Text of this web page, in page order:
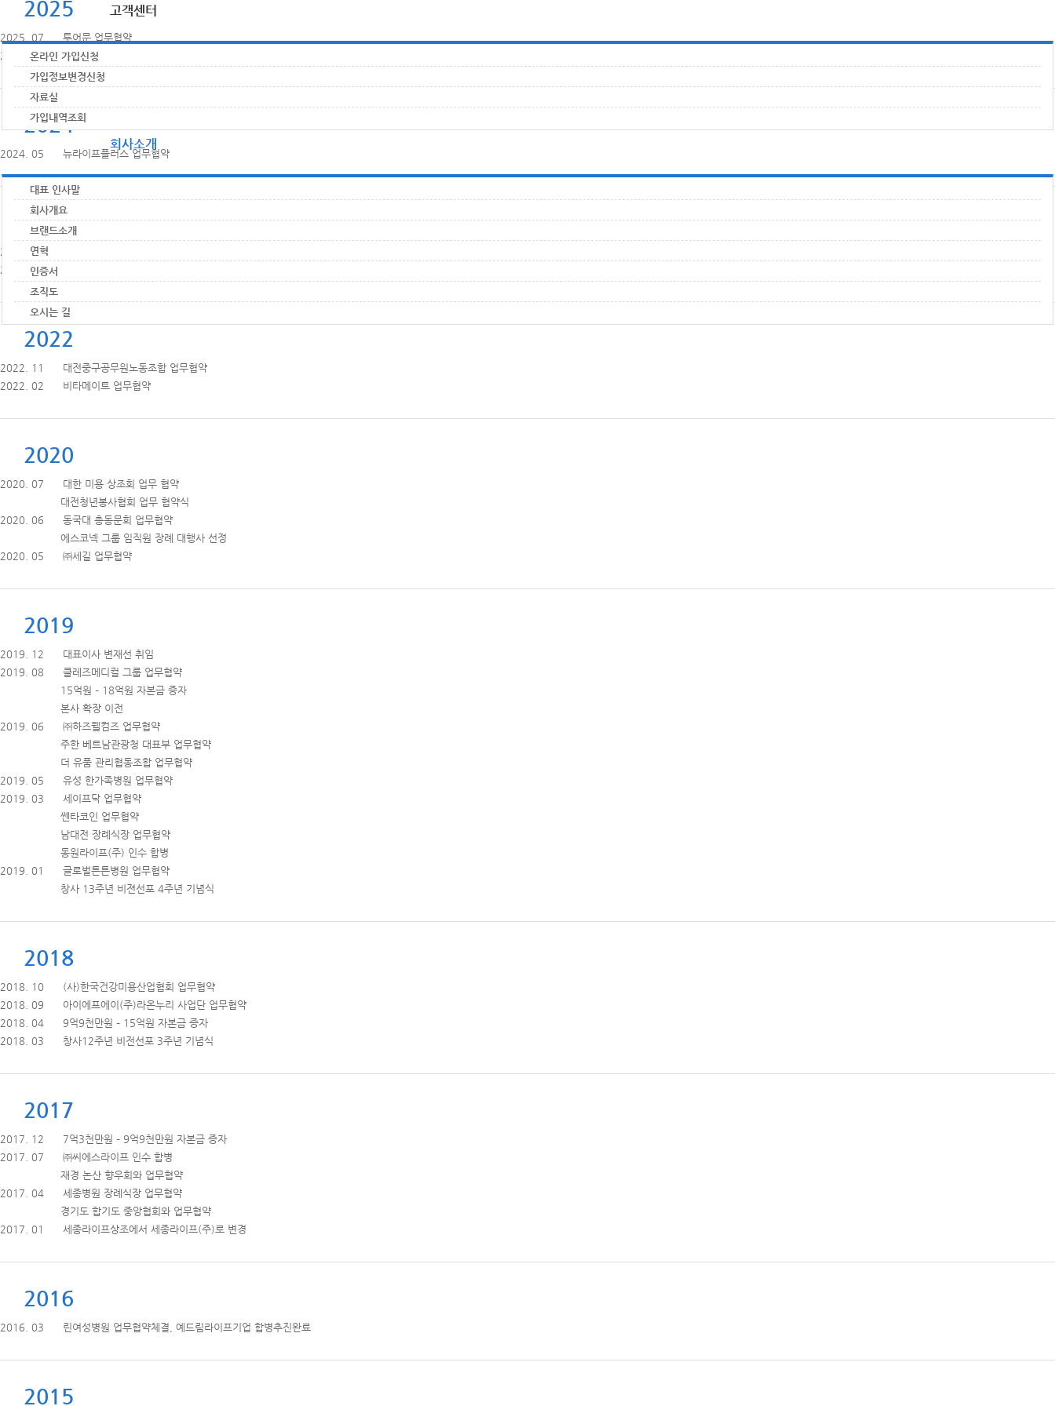
고객센터
온라인 가입신청
가입정보변경신청
자료실
가입내역조회
회사소개
대표 인사말
회사개요
브랜드소개
연혁
인증서
조직도
오시는 길
2025
2025. 07 투어문 업무협약
2025. 08 국제e스포츠진흥원 업무협약
2024
2024. 05 뉴라이프플러스 업무협약
2023
2023. 06 세리기획 업무협약
2023. 03 마이바운 업무협약
2022
2022. 11 대전중구공무원노동조합 업무협약
2022. 02 비타메이트 업무협약
2020
2020. 07 대한 미용 상조회 업무 협약
대전청년봉사협회 업무 협약식
2020. 06 동국대 총동문회 업무협약
에스코넥 그룹 임직원 장례 대행사 선정
2020. 05 ㈜세길 업무협약
2019
2019. 12 대표이사 변재선 취임
2019. 08 클레즈메디컬 그룹 업무협약
15억원 – 18억원 자본금 증자
본사 확장 이전
2019. 06 ㈜하즈웰컴즈 업무협약
주한 베트남관광청 대표부 업무협약
더 유품 관리협동조합 업무협약
2019. 05 유성 한가족병원 업무협약
2019. 03 세이프닥 업무협약
쎈타코인 업무협약
남대전 장례식장 업무협약
동원라이프(주) 인수 합병
2019. 01 글로벌튼튼병원 업무협약
창사 13주년 비젼선포 4주년 기념식
2018
2018. 10 (사)한국건강미용산업협회 업무협약
2018. 09 아이에프에이(주)라온누리 사업단 업무협약
2018. 04 9억9천만원 – 15억원 자본금 증자
2018. 03 창사12주년 비전선포 3주년 기념식
2017
2017. 12 7억3천만원 – 9억9천만원 자본금 증자
2017. 07 ㈜씨에스라이프 인수 합병
재경 논산 향우회와 업무협약
2017. 04 세종병원 장례식장 업무협약
경기도 합기도 중앙협회와 업무협약
2017. 01 세종라이프상조에서 세종라이프(주)로 변경
2016
2016. 03 린여성병원 업무협약체결, 예드림라이프기업 합병추진완료
2015